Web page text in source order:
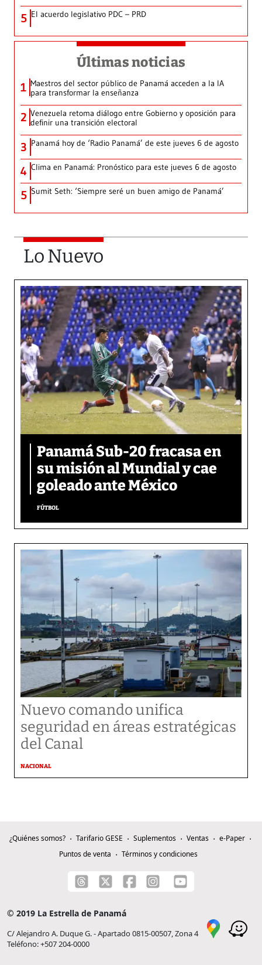
5 El acuerdo legislativo PDC – PRD
Últimas noticias
1 Maestros del sector público de Panamá acceden a la IA
para transformar la enseñanza
2 Venezuela retoma diálogo entre Gobierno y oposición para
definir una transición electoral
3 Panamá hoy de ‘Radio Panamá’ de este jueves 6 de agosto
4 Clima en Panamá: Pronóstico para este jueves 6 de agosto
5 Sumit Seth: ‘Siempre seré un buen amigo de Panamá’
Lo Nuevo
Panamá Sub-20 fracasa en
su misión al Mundial y cae
goleado ante México
FÚTBOL
Nuevo comando unifica
seguridad en áreas estratégicas
del Canal
NACIONAL
¿Quiénes somos? Tarifario GESE Suplementos Ventas
e-Paper
Puntos de venta
Términos y condiciones
© 2019 La Estrella de Panamá
C/ Alejandro A. Duque G. - Apartado 0815-00507, Zona 4
Teléfono: +507 204-0000